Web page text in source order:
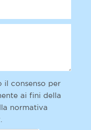
il consenso per
ai fini della
normativa